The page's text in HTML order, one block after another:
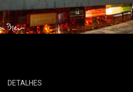
DETALHES